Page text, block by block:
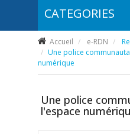
Accueil e-RDN
Une police
numérique
Une police
l'espace